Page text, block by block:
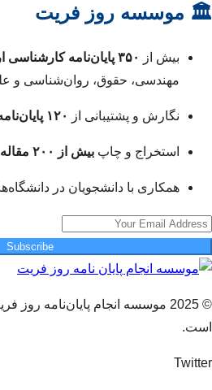
🏛 موسسه روز فریت
بیش از ۳۵۰ پایان‌نامه کارشناسی ارشد
مهندسی، حقوق، روان‌شناسی و
نگارش و پشتیبانی از ۱۲۰ پایان‌نامه دکتری
استخراج و چاپ بیش از ۲۰۰ مقاله ISI و ISC
همکاری با دانشجویان در
Subscribe
© 2025 موسسه انجام پایان‌نامه
است.
Twitter